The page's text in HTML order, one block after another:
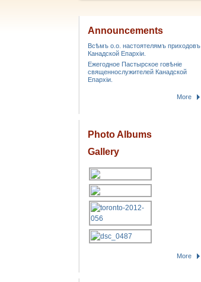
Announcements
Всѣмъ о.о. настоятелямъ приходовъ
Канадской Епархiи.
Ежегодное Пастырское говѣніе
священнослужителей Канадской
Епархіи.
More
Photo Albums
Gallery
More